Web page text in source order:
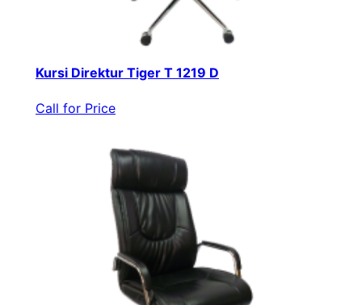
Kursi Direktur Tiger T 1219 D
Call for Price